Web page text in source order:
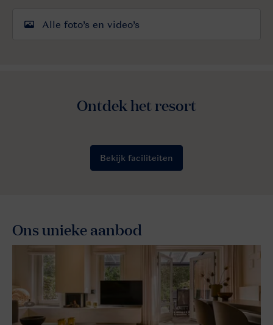
Alle foto’s en video’s
Ons unieke aanbod